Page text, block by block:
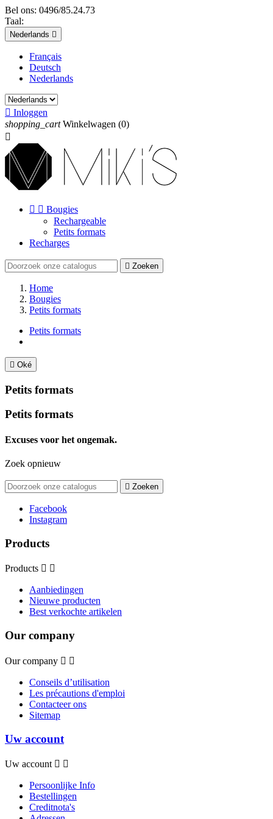
Bel ons: 0496/85.24.73
Taal:
Nederlands 
Français
Deutsch
Nederlands
 Inloggen
shopping_cart Winkelwagen (0)

  Bougies
Rechargeable
Petits formats
Recharges
 Zoeken
Home
Bougies
Petits formats
Petits formats
 Oké
Petits formats
Petits formats
Excuses voor het ongemak.
Zoek opnieuw
 Zoeken
Facebook
Instagram
Products
Products  
Aanbiedingen
Nieuwe producten
Best verkochte artikelen
Our company
Our company  
Conseils d’utilisation
Les précautions d'emploi
Contacteer ons
Sitemap
Uw account
Uw account  
Persoonlijke Info
Bestellingen
Creditnota's